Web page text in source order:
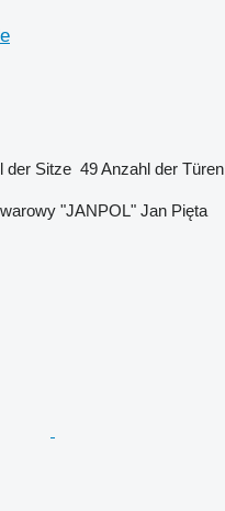
der Sitze 49Anzahl der Türen
"JANPOL" Jan Pięta